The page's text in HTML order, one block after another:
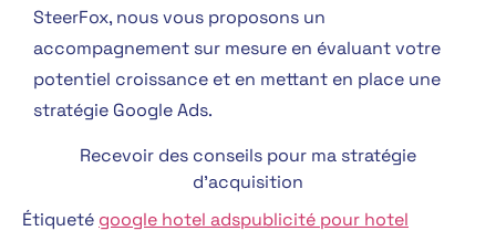
SteerFox, nous vous proposons un
accompagnement sur mesure en évaluant votre
potentiel croissance et en mettant en place une
stratégie Google Ads.
Recevoir des conseils pour ma stratégie
d’acquisition
Étiqueté google hotel adspublicité pour hotel